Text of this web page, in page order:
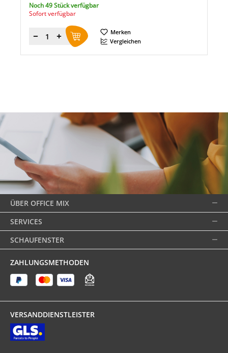
Noch 49 Stück verfügbar
Sofort verfügbar
Menge
Merken
Vergleichen
ÜBER OFFICE MIX
SERVICES
SCHAUFENSTER
ZAHLUNGSMETHODEN
VERSANDDIENSTLEISTER